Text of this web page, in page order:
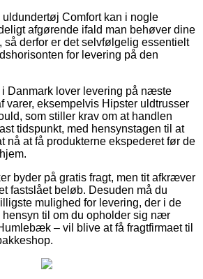
Comfort kan i nogle
afgørende ifald man behøver dine
så derfor er det selvfølgelig essentielt
for levering på den
i Danmark lover levering på næste
varer, eksempelvis Hipster uldtrusser
som stiller krav om at handlen
tidspunkt, med hensynstagen til at
nå at få produkterne ekspederet før de
byder på gratis fragt, men tit afkræver
fastslået beløb. Desuden må du
mulighed for levering, der i de
til om du opholder sig nær
– vil blive at få fragtfirmaet til